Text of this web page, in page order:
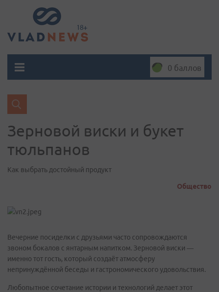
0 баллов
Зерновой виски и букет
тюльпанов
Как выбрать достойный продукт
Общество
Вечерние посиделки с друзьями часто сопровождаются
звоном бокалов с янтарным напитком. Зерновой виски —
именно тот гость, который создаёт атмосферу
непринуждённой беседы и гастрономического удовольствия.
Любопытное сочетание истории и технологий делает этот